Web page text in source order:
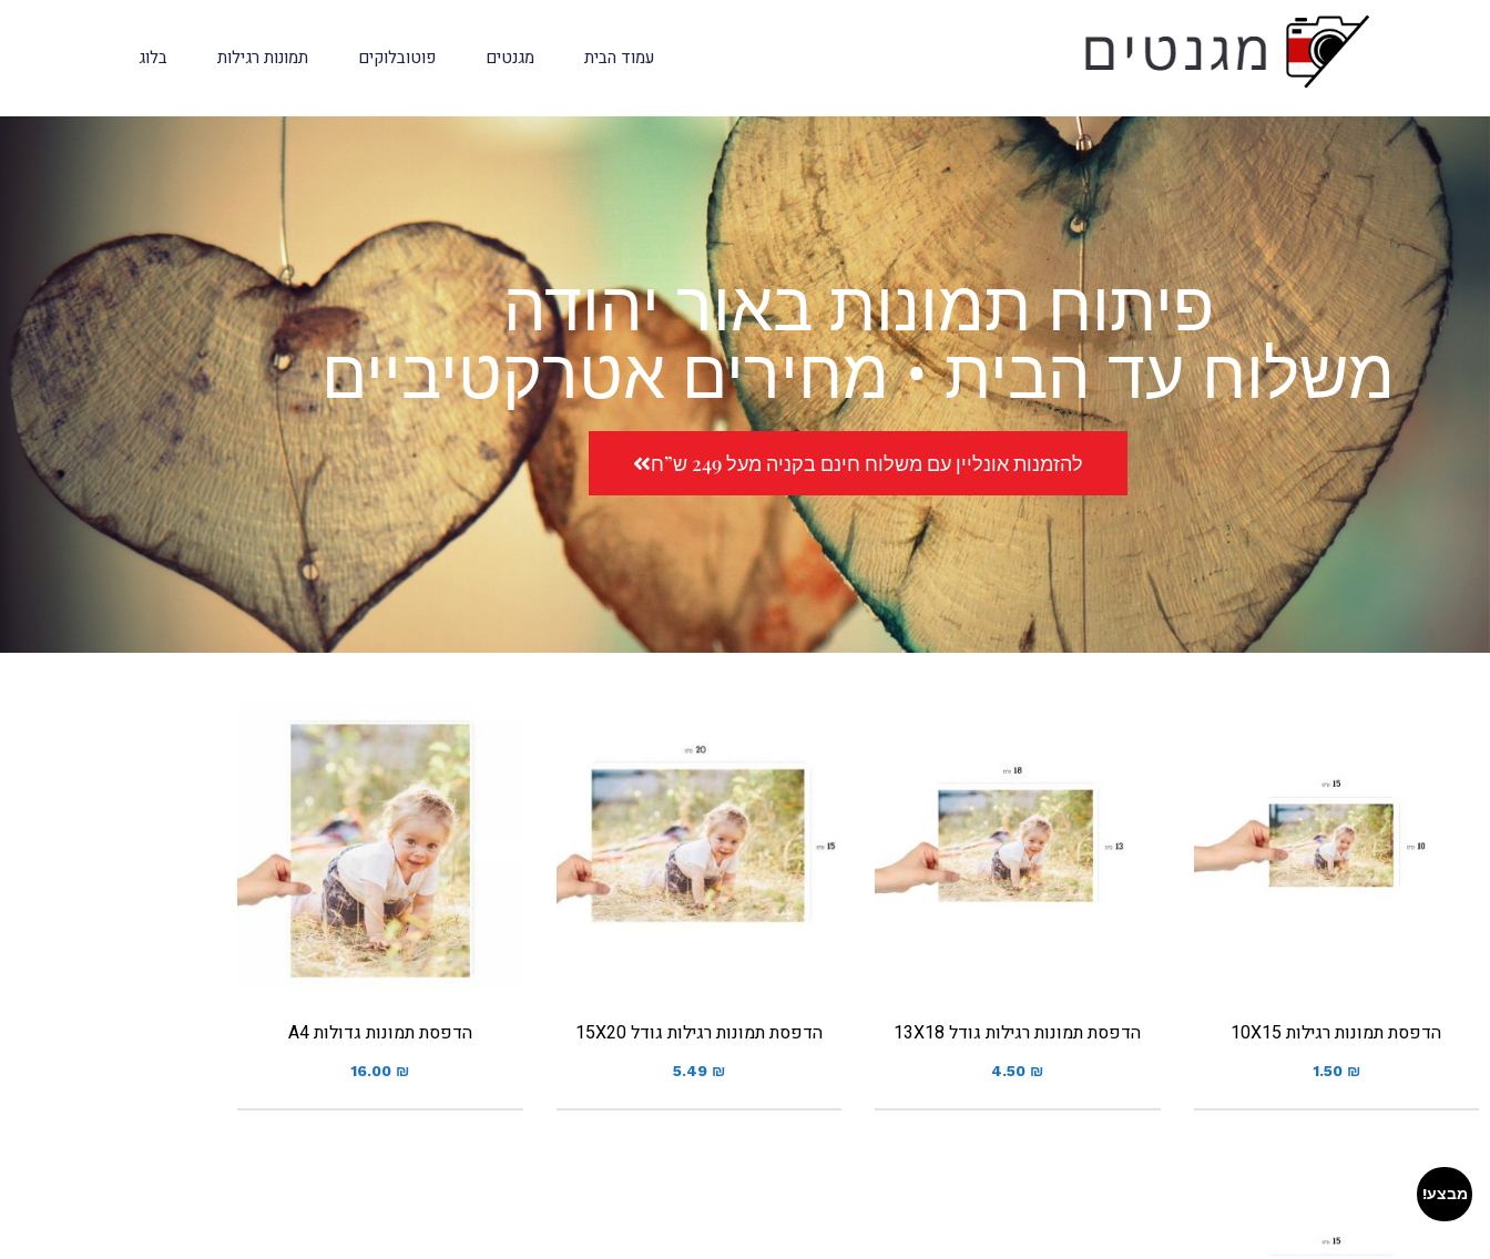
עמוד הבית מגנטים פוטובלוקים תמונות רגילות בלוג
פיתוח תמונות באור יהודה
משלוח עד הבית • מחירים אטרקטיביים
להזמנות אונליין עם משלוח חינם בקניה מעל 249 ש”ח
הדפסת תמונות רגילות 10X15
1.50 ₪
הדפסת תמונות רגילות גודל 13X18
4.50 ₪
הדפסת תמונות רגילות גודל 15X20
5.49 ₪
הדפסת תמונות גדולות A4
16.00 ₪
מבצע!